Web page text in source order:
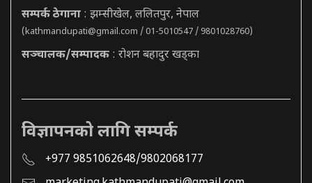
सम्पर्क ठेगाना : झम्सीखेल, ललितपुर, नेपाल
(kathmandupati@gmail.com / 01-5010547 / 9801028760)
सञ्चालक/सम्पादक : रोशन बहादुर खड्का
विज्ञापनको लागि सम्पर्क
+977 9851062648/9802068177